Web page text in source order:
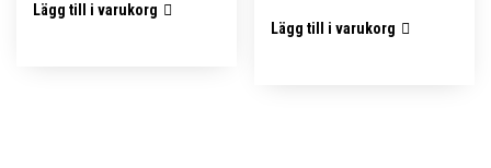
Lägg till i varukorg
Lägg till i varukorg